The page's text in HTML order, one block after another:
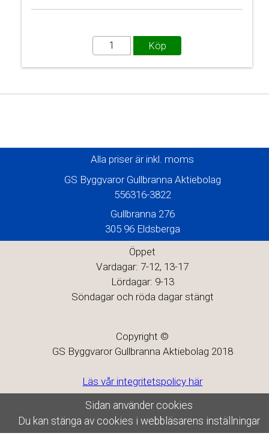
Alla priser är inkl. moms
GS Byggvaror Gullbranna Aktiebolag
556316-3822
Gullbranna 276
305 96 Eldsberga
Öppet
Vardagar: 7-12, 13-17
Lördagar: 9-13
Söndagar och röda dagar stängt
Copyright ©
GS Byggvaror Gullbranna Aktiebolag 2018
Läs vår integritetspolicy här
Sidan använder cookies
Du kan stänga av cookies i webbläsarens inställningar